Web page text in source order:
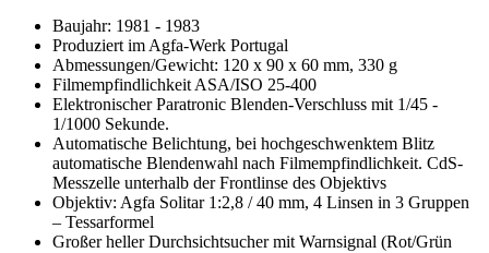
Baujahr: 1981 - 1983
Produziert im Agfa-Werk Portugal
Abmessungen/Gewicht: 120 x 90 x 60 mm, 330 g
Filmempfindlichkeit ASA/ISO 25-400
Elektronischer Paratronic Blenden-Verschluss mit 1/45 -
1/1000 Sekunde.
Automatische Belichtung, bei hochgeschwenktem Blitz
automatische Blendenwahl nach Filmempfindlichkeit. CdS-
Messzelle unterhalb der Frontlinse des Objektivs
Objektiv: Agfa Solitar 1:2,8 / 40 mm, 4 Linsen in 3 Gruppen
– Tessarformel
Großer heller Durchsichtsucher mit Warnsignal (Rot/Grün